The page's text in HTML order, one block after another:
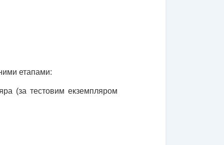
етапами:
(за тестовим екземпляром